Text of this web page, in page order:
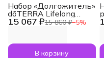
15 067 ₽15 860 ₽−5%
Набор «Долгожитель»
dōTERRA Lifelong
Vitality Pack, 3x120
В корзину